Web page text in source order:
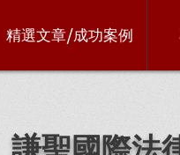
精選文章/成功案例